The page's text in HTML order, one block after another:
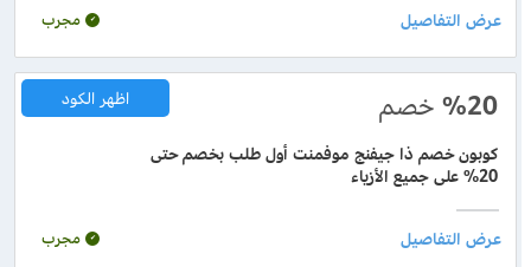
مجرب
%20 خصم
كوبون خصم ذا جيفنج موفمنت أول طلب بخصم حتى
20% على جميع الأزياء
اظهر الكود
مجرب